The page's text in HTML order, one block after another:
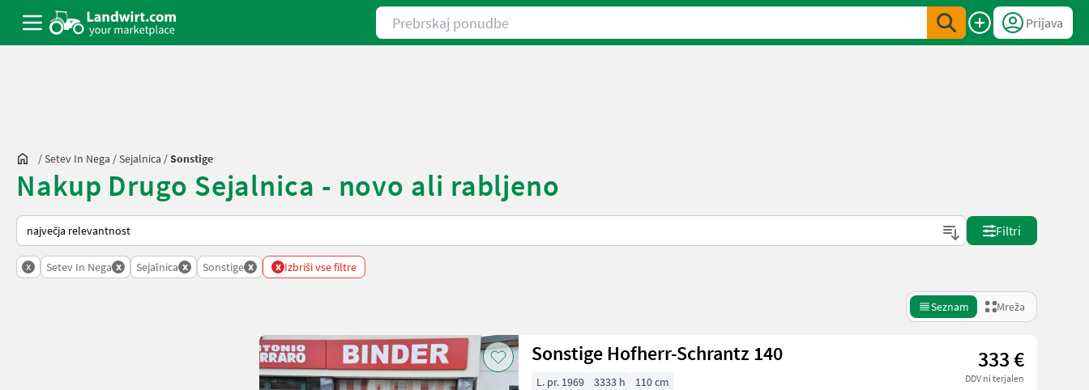
Prebrskaj ponudbe
Prijava
/Setev In Nega /Sejalnica /Sonstige
Nakup Drugo Sejalnica - novo ali rabljeno
Tako je razvrščeno na Landwirt.com
Filtri
x Setev In Nega x Sejalnica x Sonstige x x Izbriši vse filtre
Seznam Mreža
Sonstige Hofherr-Schrantz 140 333 €
DDV ni terjalen
L. pr. 1969 3333 h 110 cm